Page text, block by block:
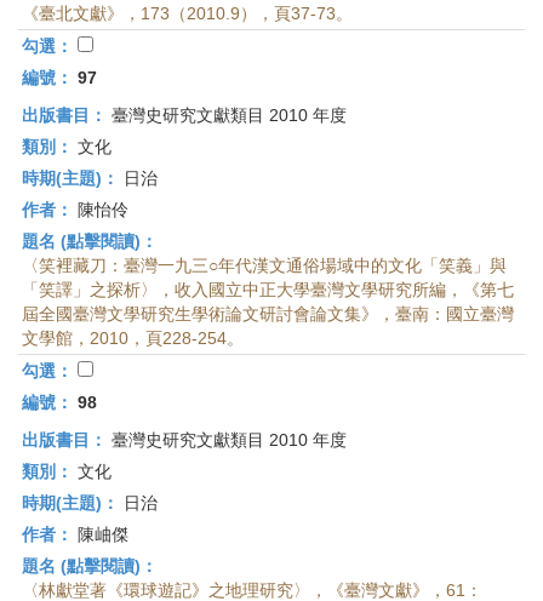
《臺北文獻》，173（2010.9），頁37-73。
勾選：
編號： 97
出版書目： 臺灣史研究文獻類目 2010 年度
類別： 文化
時期(主題)：
日治
作者：
陳怡伶
題名 (點擊閱讀)：
〈笑裡藏刀：臺灣一九三○年代漢文通俗場域中的文化「笑義」與
「笑譯」之探析〉，收入國立中正大學臺灣文學研究所編，《第七
屆全國臺灣文學研究生學術論文研討會論文集》，臺南：國立臺灣
文學館，2010，頁228-254。
勾選：
編號： 98
出版書目： 臺灣史研究文獻類目 2010 年度
類別： 文化
時期(主題)：
日治
作者：
陳岫傑
題名 (點擊閱讀)：
〈林獻堂著《環球遊記》之地理研究〉，《臺灣文獻》，61：